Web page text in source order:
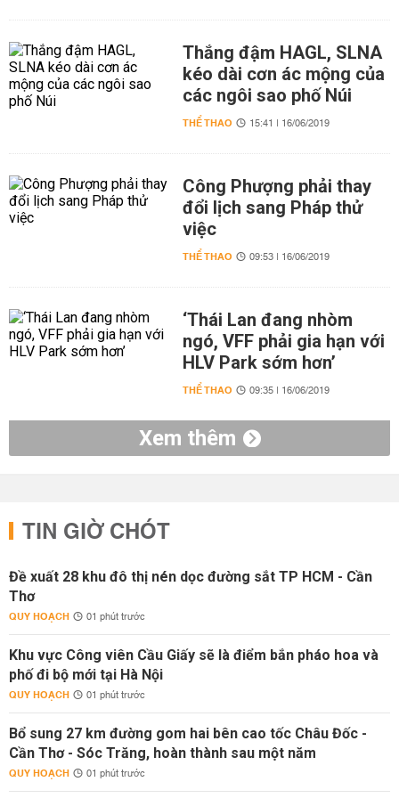
Thắng đậm HAGL, SLNA
kéo dài cơn ác mộng của
các ngôi sao phố Núi
THỂ THAO 15:41 | 16/06/2019
Công Phượng phải thay
đổi lịch sang Pháp thử
việc
THỂ THAO 09:53 | 16/06/2019
‘Thái Lan đang nhòm
ngó, VFF phải gia hạn với
HLV Park sớm hơn’
THỂ THAO 09:35 | 16/06/2019
Xem thêm
TIN GIỜ CHÓT
Đề xuất 28 khu đô thị nén dọc đường sắt TP HCM - Cần
Thơ
QUY HOẠCH 01 phút trước
Khu vực Công viên Cầu Giấy sẽ là điểm bắn pháo hoa và
phố đi bộ mới tại Hà Nội
QUY HOẠCH 01 phút trước
Bổ sung 27 km đường gom hai bên cao tốc Châu Đốc -
Cần Thơ - Sóc Trăng, hoàn thành sau một năm
QUY HOẠCH 01 phút trước